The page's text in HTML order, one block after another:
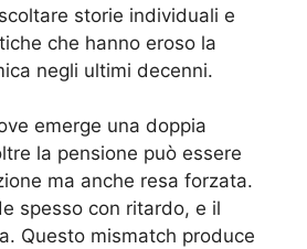
storie individuali e
che hanno eroso la
negli ultimi decenni.
emerge una doppia
la pensione può essere
ma anche resa forzata.
spesso con ritardo, e il
Questo mismatch produce